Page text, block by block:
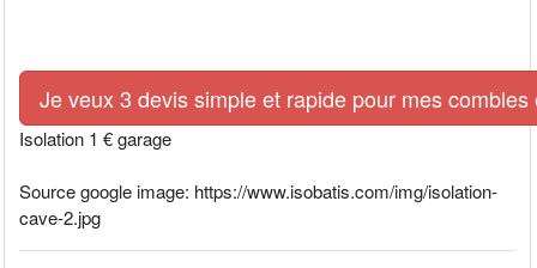
Je veux 3 devis simple et rapide pour mes
Isolation 1 € garage
Source google image: https://www.isobatis.com/img/isolation-
cave-2.jpg